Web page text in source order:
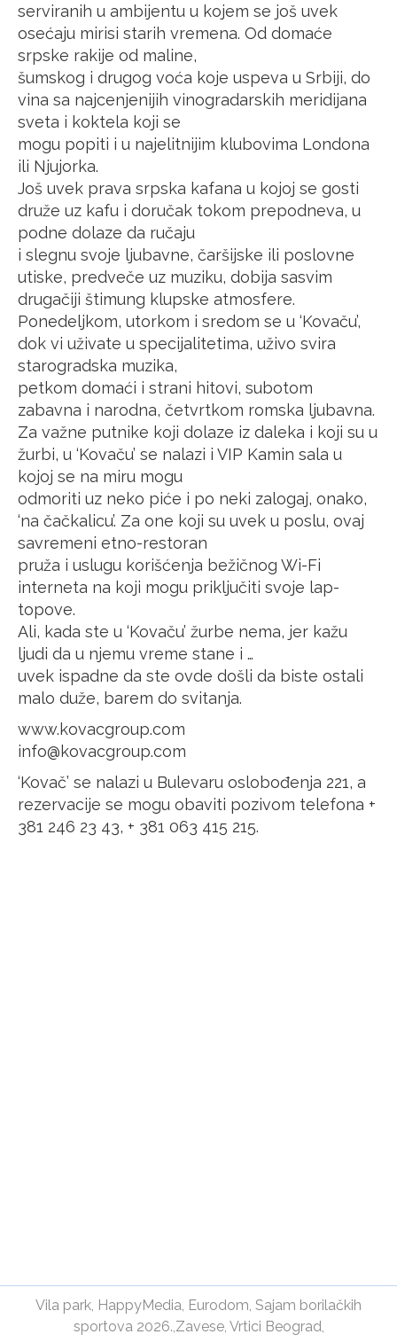
serviranih u ambijentu u kojem se još uvek
osećaju mirisi starih vremena. Od domaće
srpske rakije od maline,
šumskog i drugog voća koje uspeva u Srbiji, do
vina sa najcenjenijih vinogradarskih meridijana
sveta i koktela koji se
mogu popiti i u najelitnijim klubovima Londona
ili Njujorka.
Još uvek prava srpska kafana u kojoj se gosti
druže uz kafu i doručak tokom prepodneva, u
podne dolaze da ručaju
i slegnu svoje ljubavne, čaršijske ili poslovne
utiske, predveče uz muziku, dobija sasvim
drugačiji štimung klupske atmosfere.
Ponedeljkom, utorkom i sredom se u ‘Kovaču’,
dok vi uživate u specijalitetima, uživo svira
starogradska muzika,
petkom domaći i strani hitovi, subotom
zabavna i narodna, četvrtkom romska ljubavna.
Za važne putnike koji dolaze iz daleka i koji su u
žurbi, u ‘Kovaču’ se nalazi i VIP Kamin sala u
kojoj se na miru mogu
odmoriti uz neko piće i po neki zalogaj, onako,
‘na čačkalicu’. Za one koji su uvek u poslu, ovaj
savremeni etno-restoran
pruža i uslugu korišćenja bežičnog Wi-Fi
interneta na koji mogu priključiti svoje lap-
topove.
Ali, kada ste u ‘Kovaču’ žurbe nema, jer kažu
ljudi da u njemu vreme stane i …
uvek ispadne da ste ovde došli da biste ostali
malo duže, barem do svitanja.
www.kovacgroup.com
info@kovacgroup.com
‘Kovač’ se nalazi u Bulevaru oslobođenja 221, a
rezervacije se mogu obaviti pozivom telefona +
381 246 23 43, + 381 063 415 215.
Vila park, HappyMedia, Eurodom, Sajam borilačkih
sportova 2026.,Zavese, Vrtici Beograd,